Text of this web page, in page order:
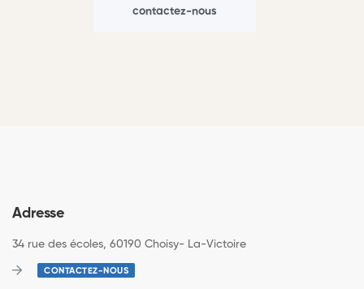
contactez-nous
Adresse
34 rue des écoles, 60190 Choisy- La-Victoire
CONTACTEZ-NOUS